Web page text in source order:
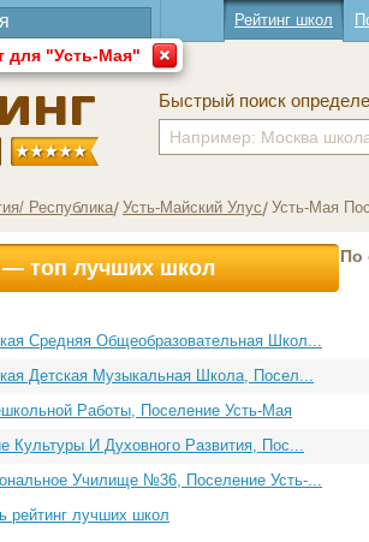
для "Усть-Мая"
Рейтинг школ
Быстрый поиск
Республика Усть-Майский Улус Усть-Мая
— топ лучших школ По
Средняя Общеобразовательная Школ...
Детская Музыкальная Школа, Посел...
Работы, Поселение Усть-Мая
Культуры И Духовного Развития, Пос...
Училище №36, Поселение Усть-...
рейтинг лучших школ